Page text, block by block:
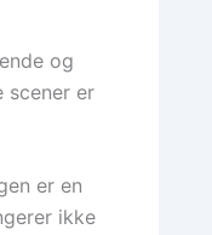
og
scener er
er en
ikke